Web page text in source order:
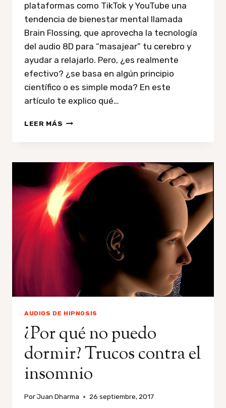
plataformas como TikTok y YouTube una
tendencia de bienestar mental llamada
Brain Flossing, que aprovecha la tecnología
del audio 8D para “masajear” tu cerebro y
ayudar a relajarlo. Pero, ¿es realmente
efectivo? ¿se basa en algún principio
científico o es simple moda? En este
artículo te explico qué…
LEER MÁS ¿QUÉ
FLOSSING
8D
Y
POR
QUÉ
ESTÁ
DE
MODA?
AUDIOS DE HIPNOSIS
¿Por qué no puedo
dormir? Trucos contra el
insomnio
PorJuan Dharma 26 septiembre, 2017